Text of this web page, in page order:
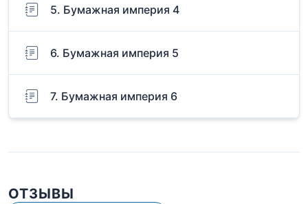
5. Бумажная империя 4
6. Бумажная империя 5
7. Бумажная империя 6
ОТЗЫВЫ